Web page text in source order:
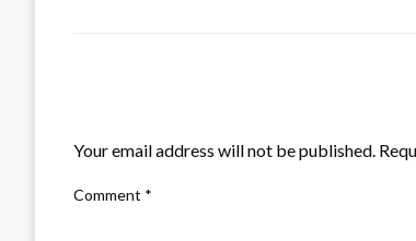
Your email address will not be published.
Comment *